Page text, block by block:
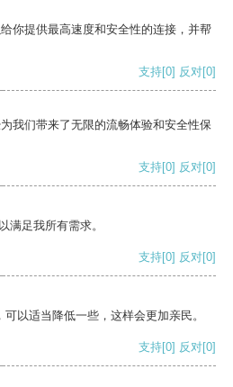
你提供最高速度和安全性的连接，并帮
支持[0] 反对[0]
我们带来了无限的流畅体验和安全性保
支持[0] 反对[0]
满足我所有需求。
支持[0] 反对[0]
以适当降低一些，这样会更加亲民。
支持[0] 反对[0]